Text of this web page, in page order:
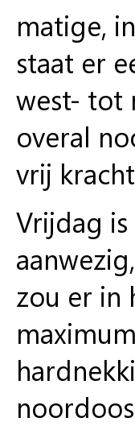
matige,
staat er
west- tot
overal
vrij
Vrijdag
zou er in